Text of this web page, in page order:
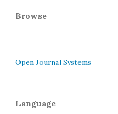
Browse
Open Journal Systems
Language